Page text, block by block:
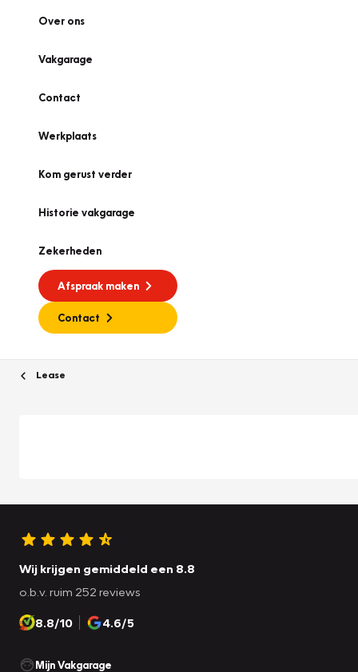
Over ons
Vakgarage
Contact
Werkplaats
Kom gerust verder
Historie vakgarage
Zekerheden
Afspraak maken
Contact
Lease
Wij krijgen gemiddeld een 8.8
o.b.v. ruim 252 reviews
8.8/10 4.6/5
Mijn Vakgarage